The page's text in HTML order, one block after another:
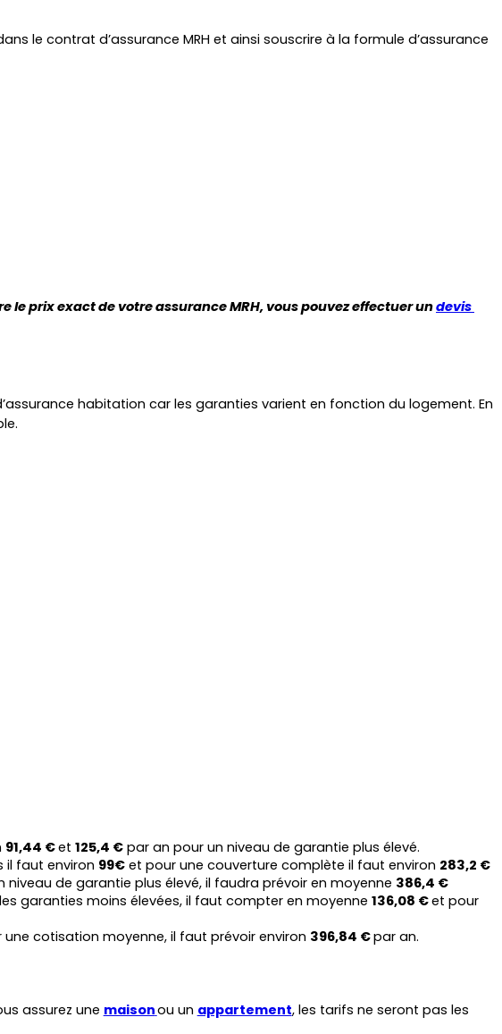
le contrat d’assurance MRH et ainsi souscrire à la formule d’assurance
prix exact de votre assurance MRH, vous pouvez effectuer un devis
habitation car les garanties varient en fonction du logement. En
91,44 € et 125,4 € par an pour un niveau de garantie plus élevé.
il faut environ 99€ et pour une couverture complète il faut environ 283,2 €
niveau de garantie plus élevé, il faudra prévoir en moyenne 386,4 €
garanties moins élevées, il faut compter en moyenne 136,08 € et pour
une cotisation moyenne, il faut prévoir environ 396,84 € par an.
assurez une maisonou un appartement, les tarifs ne seront pas les